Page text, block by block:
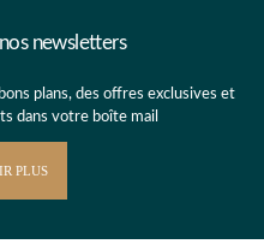
newsletters
plans, des offres exclusives et
dans votre boîte mail
PLUS